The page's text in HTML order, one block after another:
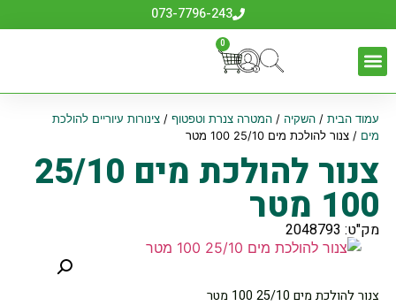
073-7796-243
0
עמוד הבית/ השקיה / המטרה צנרת וטפטוף/ צינורות עיוריים להולכת
מים / צנור להולכת מים 25/10 100 מטר
צנור להולכת מים 25/10
100 מטר
מק"ט: 2048793
צנור להולכת מים 25/10 100 מטר